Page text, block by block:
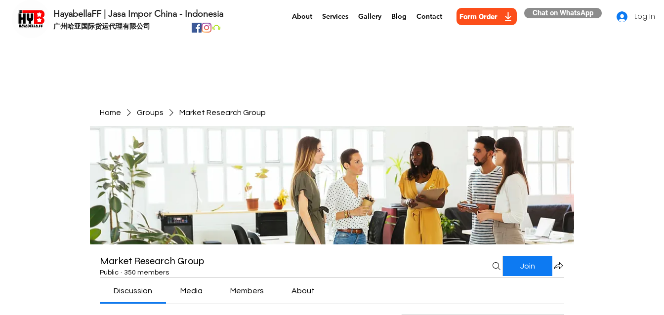
HayabellaFF | Jasa Impor China - Indonesia
​广州哈亚国际货运代理有限公司
About Services Gallery Blog Contact Form Order Chat on WhatsApp Log In
Home Groups Market Research Group
Market Research Group
Public · 350 members
Join
Discussion Media Members About